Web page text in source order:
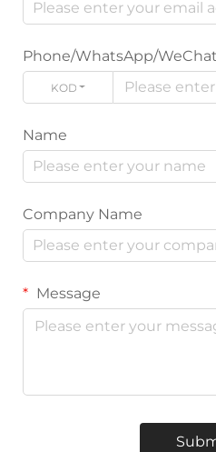
Phone/WhatsApp/WeChat
KODE
Name
Company Name
Message